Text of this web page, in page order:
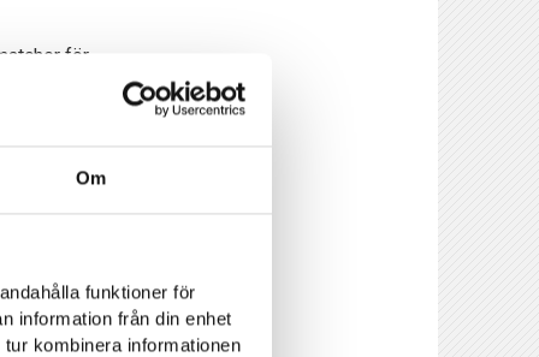
Om
funktioner för
information från din enhet
kombinera informationen
för
genom Kalle
så tänker man
att reda ut det. Vi